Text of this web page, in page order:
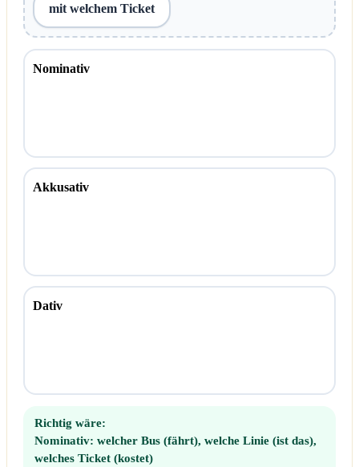
mit welchem Ticket
Nominativ
Akkusativ
Dativ
Richtig wäre:
Nominativ: welcher Bus (fährt), welche Linie (ist das),
welches Ticket (kostet)